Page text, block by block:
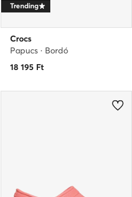
Trending
Crocs
Papucs · Bordó
18 195 Ft